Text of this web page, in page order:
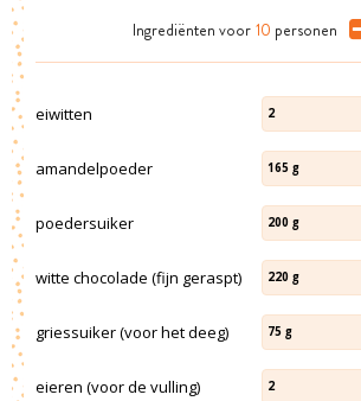
Ingrediënten voor 10 personen
eiwitten 2
amandelpoeder 165 g
poedersuiker 200 g
witte chocolade (fijn geraspt) 220 g
griessuiker (voor het deeg) 75 g
eieren (voor de vulling) 2